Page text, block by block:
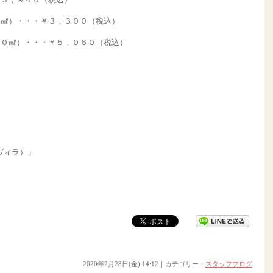
）・・・￥３，３００（税込）
㎖）・・・￥５，０６０（税込）
ラ）」
2020年2月28日(金) 14:12｜カテゴリー： スタッフブログ